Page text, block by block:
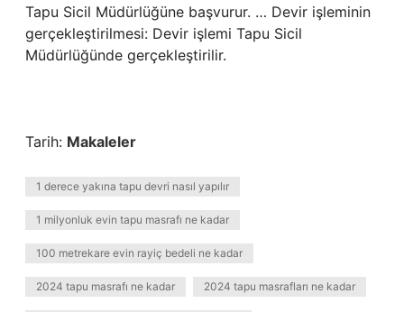
Tapu Sicil Müdürlüğüne başvurur. … Devir işleminin
gerçekleştirilmesi: Devir işlemi Tapu Sicil
Müdürlüğünde gerçekleştirilir.
Tarih: Makaleler
1 derece yakına tapu devri nasıl yapılır
1 milyonluk evin tapu masrafı ne kadar
100 metrekare evin rayiç bedeli ne kadar
2024 tapu masrafı ne kadar 2024 tapu masrafları ne kadar